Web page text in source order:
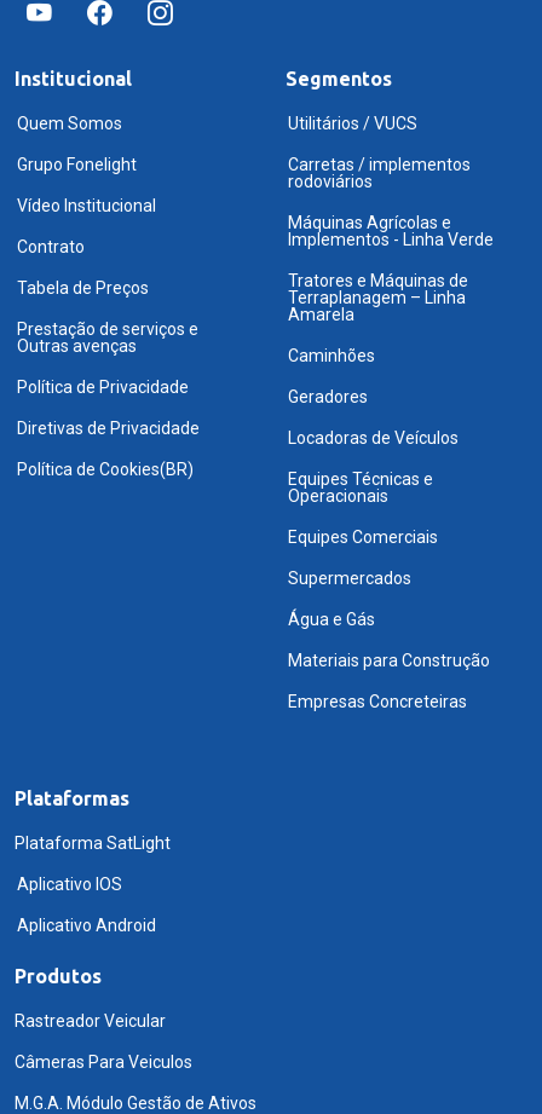
Institucional
Quem Somos
Grupo Fonelight
Vídeo Institucional
Contrato
Tabela de Preços
Prestação de serviços e
Outras avenças
Política de Privacidade
Diretivas de Privacidade
Política de Cookies(BR)
Segmentos
Utilitários / VUCS
Carretas / implementos
rodoviários
Máquinas Agrícolas e
Implementos - Linha Verde
Tratores e Máquinas de
Terraplanagem – Linha
Amarela
Caminhões
Geradores
Locadoras de Veículos
Equipes Técnicas e
Operacionais
Equipes Comerciais
Supermercados
Água e Gás
Materiais para Construção
Empresas Concreteiras
Plataformas
Plataforma SatLight
Aplicativo IOS
Aplicativo Android
Produtos
Rastreador Veicular
Câmeras Para Veiculos
M.G.A. Módulo Gestão de Ativos